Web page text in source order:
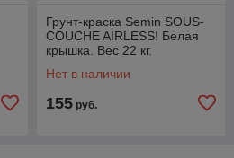
Грунт-краска Semin SOUS-
COUCHE AIRLESS! Белая
крышка. Вес 22 кг.
Нет в наличии
155 руб.